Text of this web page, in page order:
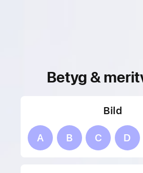
Betyg &
Bild
A B C D